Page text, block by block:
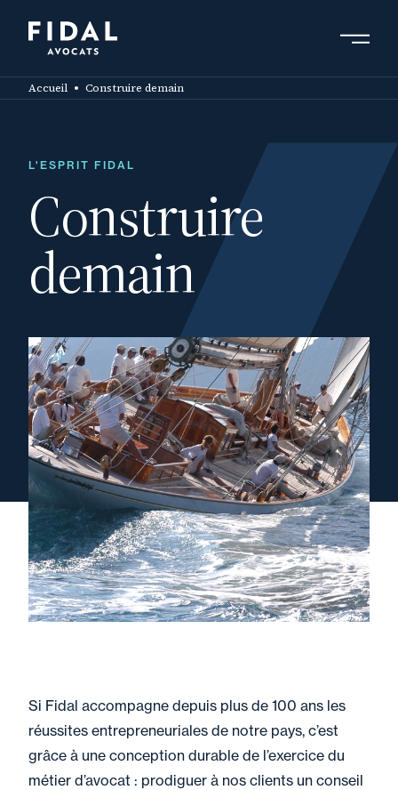
contenu
principal
Accueil Construire demain
L'ESPRIT FIDAL
Construire
demain
Si Fidal accompagne depuis plus de 100 ans les
réussites entrepreneuriales de notre pays, c’est
grâce à une conception durable de l’exercice du
métier d’avocat : prodiguer à nos clients un conseil